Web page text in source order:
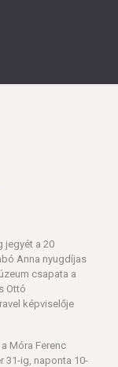
jegyét a 20
Anna nyugdíjas
csapata a
Ottó
képviselője
Móra Ferenc
31-ig, naponta 10-